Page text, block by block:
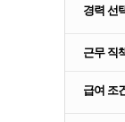
경력 선
근무 직
급여 조